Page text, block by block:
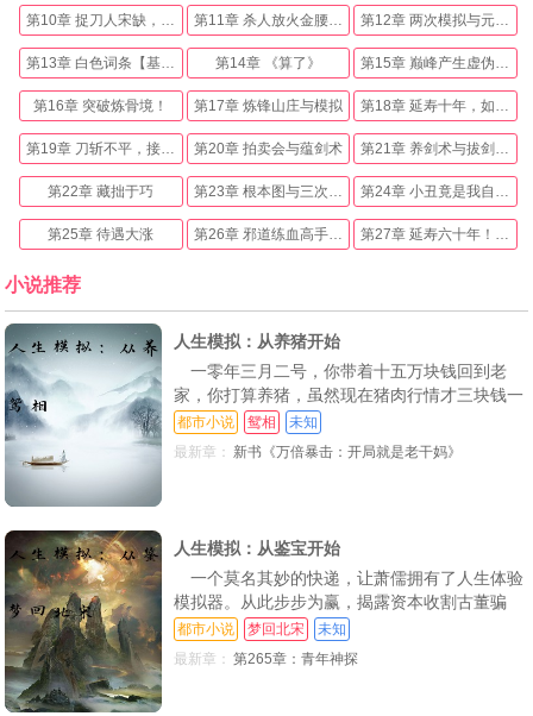
第10章 捉刀人宋缺，斩杀炼骨境！ 第11章 杀人放火金腰带（求追读） 第12章 两次模拟与元魄珠
第13章 白色词条【基础大师】 第14章 《算了》 第15章 巅峰产生虚伪的拥护
第16章 突破炼骨境！ 第17章 炼锋山庄与模拟 第18章 延寿十年，如此世道！
第19章 刀斩不平，接受交易 第20章 拍卖会与蕴剑术 第21章 养剑术与拔剑术（第三更，求追读）
第22章 藏拙于巧 第23章 根本图与三次气血突破 第24章 小丑竟是我自己！真·刀剑双绝！
第25章 待遇大涨 第26章 邪道练血高手，再次模拟（求追读） 第27章 延寿六十年！求购避毒药！
第31章 一夜暴富！
第34章 言而有信（求追读） 第35章 气血突破！武馆对拳！ 第36章 再次模拟，无妄之灾！
第37章 接受委托（第二更） 第38章 至阴至邪之地（第三更，求追读） 第39章 惹不起（求追读）
第40章 突破练血境！卡BUG的代价！ 第41章 养生诀提升，纯阳真气！（第三更） 第42章 诡异之夜
第46章 无形脑补，去而复返
第49章 交心，我全都要！ 第50章 遭遇 第51章 我本想大声拒绝
第52章 神通境与掌兵使（第三更） 第53章 模拟，天圣宗金刚诀
第55章 优秀的工具人！（5K大杯） 第56章 可能吗？
第58章 防出去一种，能防十种吗？
小说推荐
人生模拟：从养猪开始
一零年三月二号，你带着十五万块钱回到老
家，你打算养猪，虽然现在猪肉行情才三块钱一
斤，可是你还是决定养猪 三月十号，你租了一
家养猪场。三月十六号，你购买了一千二百头仔
了 三十二
都市小说 鸳相
未知
最新章： 新书《万倍暴击：开局就是老干妈》
人生模拟：从鉴宝开始
一个莫名其妙的快递，让萧儒拥有了人生体验
模拟器。从此步步为赢，揭露资本收割古董骗
局，捍卫华夏国宝。
都市小说 梦回北宋
未知
最新章： 第265章：青年神探